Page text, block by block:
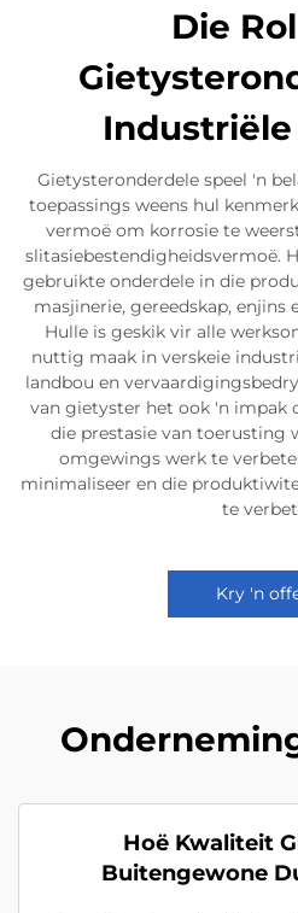
Die
Gietysteronderdele speel 'n
toepassings weens hul
vermoë om korrosie te
slitasiebestendigheidsvermoë.
gebruikte onderdele in die
masjinerie, gereedskap,
Hulle is geskik vir alle
nuttig maak in verskeie
landbou en
van gietyster het ook 'n impak
die prestasie van toerusting
omgewings werk te
minimaliseer en die
te
Kry 'n
Hoë Kwaliteit
Buitengewone